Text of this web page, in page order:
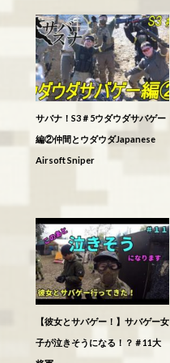
サバナ！S3＃5ウダウダサバゲー
編②仲間とウダウダJapanese
Airsoft Sniper
【彼女とサバゲー！】サバゲー女
子が泣きそうになる！？＃11大